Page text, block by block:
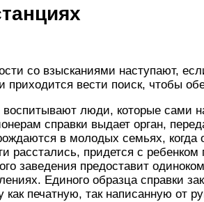
со взысканиями наступают,
приходится вести поиск, чтобы
воспитывают люди, которые сами
справки выдает орган,
в молодых семьях,
расстались, придется с
заведения предоставит
Единого образца справки
печатную, так написанную от